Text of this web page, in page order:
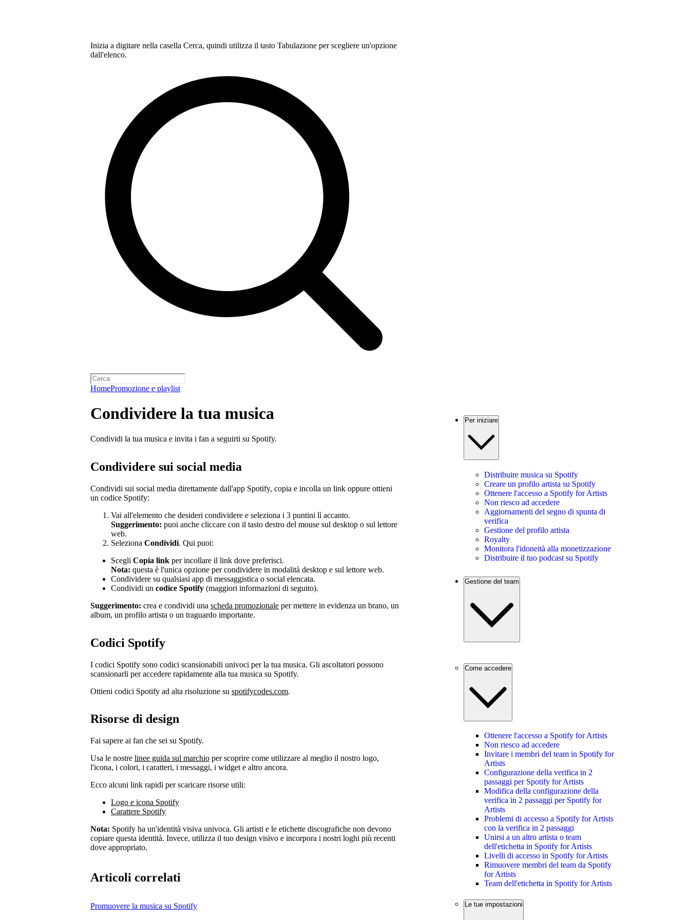
Inizia a digitare nella casella Cerca, quindi utilizza il tasto Tabulazione per scegliere un'opzione
dall'elenco.
HomePromozione e playlist
Condividere la tua musica
Condividi la tua musica e invita i fan a seguirti su Spotify.
Condividere sui social media
Condividi sui social media direttamente dall'app Spotify, copia e incolla un link oppure ottieni
un codice Spotify:
Vai all'elemento che desideri condividere e seleziona i 3 puntini lì accanto.
Suggerimento: puoi anche cliccare con il tasto destro del mouse sul desktop o sul lettore
web.
Seleziona Condividi. Qui puoi:
Scegli Copia link per incollare il link dove preferisci.
Nota: questa è l'unica opzione per condividere in modalità desktop e sul lettore web.
Condividere su qualsiasi app di messaggistica o social elencata.
Condividi un codice Spotify (maggiori informazioni di seguito).
Suggerimento: crea e condividi una scheda promozionale per mettere in evidenza un brano, un
album, un profilo artista o un traguardo importante.
Codici Spotify
I codici Spotify sono codici scansionabili univoci per la tua musica. Gli ascoltatori possono
scansionarli per accedere rapidamente alla tua musica su Spotify.
Ottieni codici Spotify ad alta risoluzione su spotifycodes.com.
Risorse di design
Fai sapere ai fan che sei su Spotify.
Usa le nostre linee guida sul marchio per scoprire come utilizzare al meglio il nostro logo,
l'icona, i colori, i caratteri, i messaggi, i widget e altro ancora.
Ecco alcuni link rapidi per scaricare risorse utili:
Logo e icona Spotify
Carattere Spotify
Nota: Spotify ha un'identità visiva univoca. Gli artisti e le etichette discografiche non devono
copiare questa identità. Invece, utilizza il tuo design visivo e incorpora i nostri loghi più recenti
dove appropriato.
Articoli correlati
Promuovere la musica su Spotify
Per iniziare
Distribuire musica su Spotify
Creare un profilo artista su Spotify
Ottenere l'accesso a Spotify for Artists
Non riesco ad accedere
Aggiornamenti del segno di spunta di
verifica
Gestione del profilo artista
Royalty
Monitora l'idoneità alla monetizzazione
Distribuire il tuo podcast su Spotify
Gestione del team
Come accedere
Ottenere l'accesso a Spotify for Artists
Non riesco ad accedere
Invitare i membri del team in Spotify for
Artists
Configurazione della verifica in 2
passaggi per Spotify for Artists
Modifica della configurazione della
verifica in 2 passaggi per Spotify for
Artists
Problemi di accesso a Spotify for Artists
con la verifica in 2 passaggi
Unirsi a un altro artista o team
dell'etichetta in Spotify for Artists
Livelli di accesso in Spotify for Artists
Rimuovere membri del team da Spotify
for Artists
Team dell'etichetta in Spotify for Artists
Le tue impostazioni